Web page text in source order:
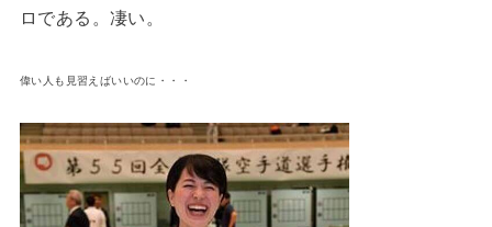
ロである。凄い。
偉い人も見習えばいいのに・・・